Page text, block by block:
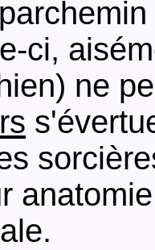
ci,
ne